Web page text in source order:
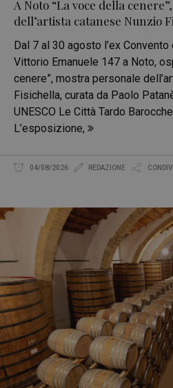
A Noto “La voce della
dell’artista catanese Nunzio
Dal 7 al 30 agosto l’ex
Vittorio Emanuele 147 a Noto,
cenere”, mostra personale
Fisichella, curata da Paolo
UNESCO Le Città Tardo
L’esposizione,
04/08/2026 REDAZIONE